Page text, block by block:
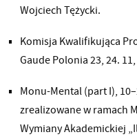
Wojciech Tężycki.
Komisja Kwalifikująca
Gaude Polonia 23, 24.
Monu-Mental (part I),
zrealizowane w ramach
Wymiany Akademickiej